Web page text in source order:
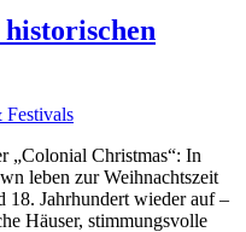
Festivals
„Colonial Christmas“: In
leben zur Weihnachtszeit
18. Jahrhundert wieder auf –
Häuser, stimmungsvolle